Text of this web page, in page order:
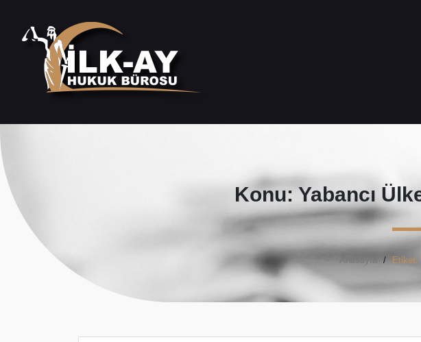
Konu: Yabancı
Anasayfa Etiket: